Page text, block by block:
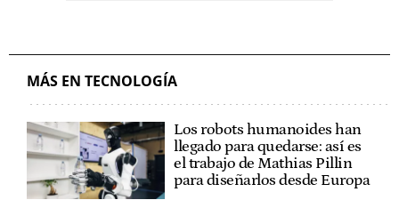
MÁS EN TECNOLOGÍA
Los robots humanoides han
llegado para quedarse: así es
el trabajo de Mathias Pillin
para diseñarlos desde Europa